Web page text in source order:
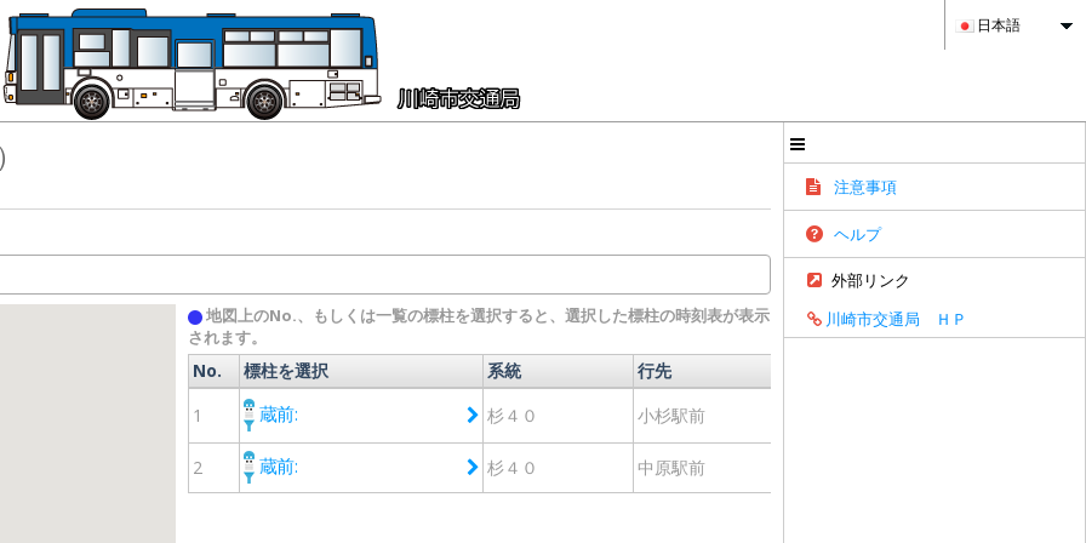
日本語
地図上のNo.、もしくは一覧の標柱を選択すると、選択した標柱の時刻表が表示
されます。
No. 標柱を選択 系統 行先
No. 標柱を選択 系統 行先
1
蔵前: 杉４０ 小杉駅前
2 蔵前: 杉４０ 中原駅前
注意事項
ヘルプ
外部リンク
川崎市交通局 ＨＰ